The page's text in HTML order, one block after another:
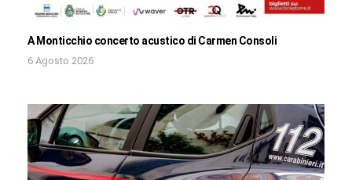
A Monticchio concerto acustico di Carmen Consoli
6 Agosto 2026